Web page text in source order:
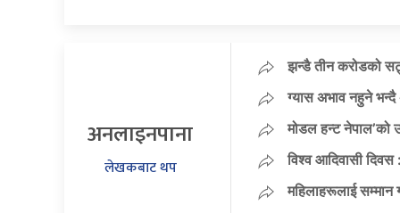
अनलाइनपाना
लेखकबाट थप
झन्डै तीन करोडको
ग्यास अभाव नहुने
मोडल हन्ट नेपाल’को
विश्व आदिवासी दिवस
महिलाहरूलाई सम्मान